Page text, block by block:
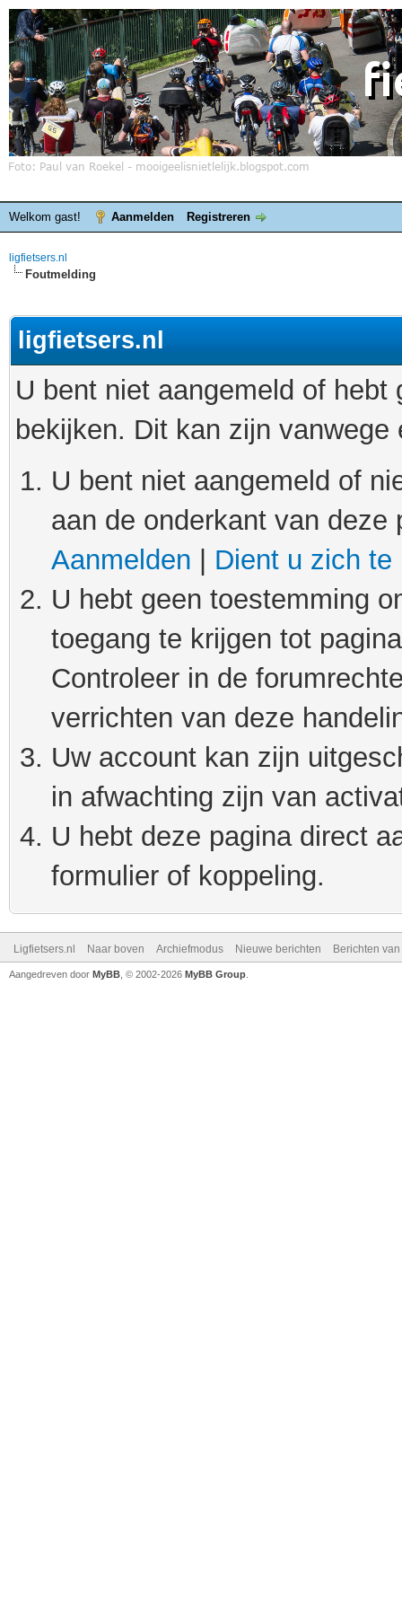
Welkom gast! Aanmelden Registreren
ligfietsers.nl
Foutmelding
ligfietsers.nl
U bent niet aangemeld of
bekijken. Dit kan zijn
U bent niet aangemeld of
aan de onderkant van
Aanmelden
Dient u zich te
U hebt geen toestemming
toegang te krijgen tot
Controleer in de
verrichten van deze
Uw account kan zijn
in afwachting zijn van
U hebt deze pagina direct
formulier of koppeling.
Ligfietsers.nl Naar boven Archiefmodus Nieuwe berichten Berichten
Aangedreven door MyBB , © 2002-2026 MyBB Group